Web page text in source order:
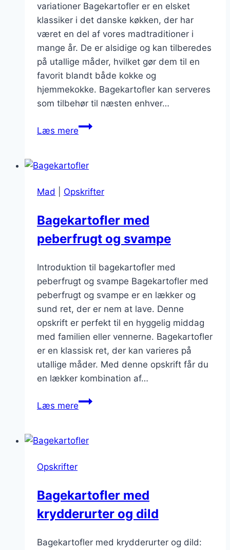
variationer Bagekartofler er en elsket
klassiker i det danske køkken, der har
været en del af vores madtraditioner i
mange år. De er alsidige og kan tilberedes
på utallige måder, hvilket gør dem til en
favorit blandt både kokke og
hjemmekokke. Bagekartofler kan serveres
som tilbehør til næsten enhver…
Læs mereBagekartofler
og
til
spicy
ret
Mad Opskrifter
Bagekartofler med
peberfrugt og svampe
Introduktion til bagekartofler med
peberfrugt og svampe Bagekartofler med
peberfrugt og svampe er en lækker og
sund ret, der er nem at lave. Denne
opskrift er perfekt til en hyggelig middag
med familien eller vennerne. Bagekartofler
er en klassisk ret, der kan varieres på
utallige måder. Med denne opskrift får du
en lækker kombination af…
Læs mereBagekartofler
og
Opskrifter
Bagekartofler med
krydderurter og dild
Bagekartofler med krydderurter og dild: